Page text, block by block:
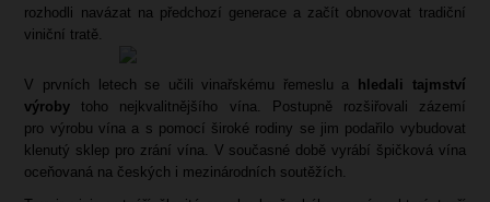
rozhodli navázat na předchozí generace a začít obnovovat tradiční
viniční tratě.
V prvních letech se učili vinařskému řemeslu a hledali tajmství
výrobytoho nejkvalitnějšího vína. Postupně rozšiřovali zázemí
pro výrobu vína a s pomocí široké rodiny se jim podařilo vybudovat
klenutý sklep pro zrání vína. V současné době vyrábí špičková vína
oceňovaná na českých i mezinárodních soutěžích.